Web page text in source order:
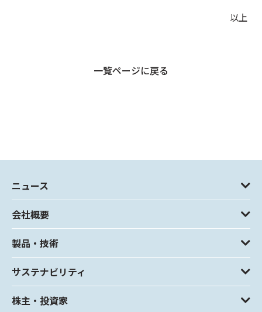
以上
一覧ページに戻る
ニュース
会社概要
製品・技術
サステナビリティ
株主・投資家